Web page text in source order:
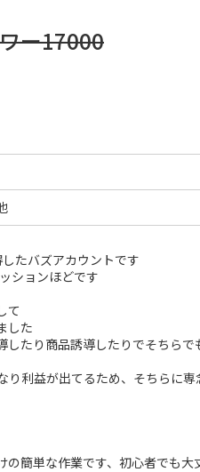
ー17000
たバズアカウントです
ションほどです
て
した
たり商品誘導したりでそちら
利益が出てるため、そちらに
簡単な作業です、初心者でも大